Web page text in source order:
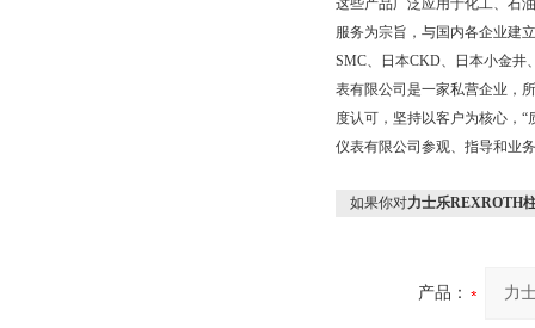
这些产品广泛应用于化工、石
服务为宗旨，与国内各企业建
SMC、日本CKD、日本小金井
表有限公司是一家私营企业，
度认可，坚持以客户为核心，
仪表有限公司参观、指导和业
如果你对力士乐REXROTH
产品：